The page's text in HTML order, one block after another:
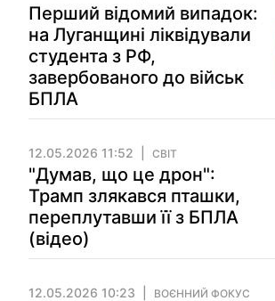
Перший відомий випадок:
на Луганщині ліквідували
студента з РФ,
завербованого до військ
БПЛА
12.05.2026 11:52 СВІТ
"Думав, що це дрон":
Трамп злякався пташки,
переплутавши її з БПЛА
(відео)
12.05.2026 10:23 ВОЄННИЙ ФОКУС